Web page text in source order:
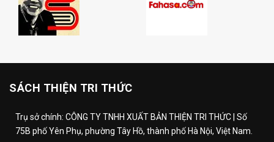
SÁCH THIỆN TRI THỨC
Trụ sở chính: CÔNG TY TNHH XUẤT BẢN THIỆN TRI THỨC | Số
75B phố Yên Phụ, phường Tây Hồ, thành phố Hà Nội, Việt Nam.